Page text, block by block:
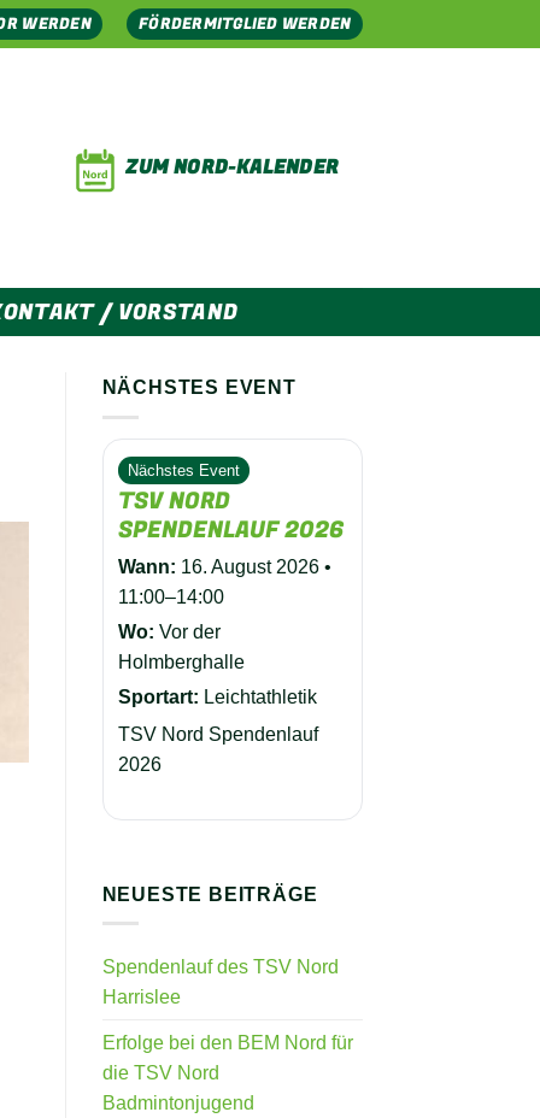
WERDEN FÖRDERMITGLIED WERDEN
ZUM NORD-KALENDER
/ VORSTAND
NÄCHSTES EVENT
Nächstes Event
TSV NORD
SPENDENLAUF 2026
Wann: 16. August 2026 •
11:00–14:00
Wo: Vor der
Holmberghalle
Sportart: Leichtathletik
TSV Nord Spendenlauf
2026
NEUESTE BEITRÄGE
Spendenlauf des TSV Nord
Harrislee
Erfolge bei den BEM Nord für
die TSV Nord
Badmintonjugend